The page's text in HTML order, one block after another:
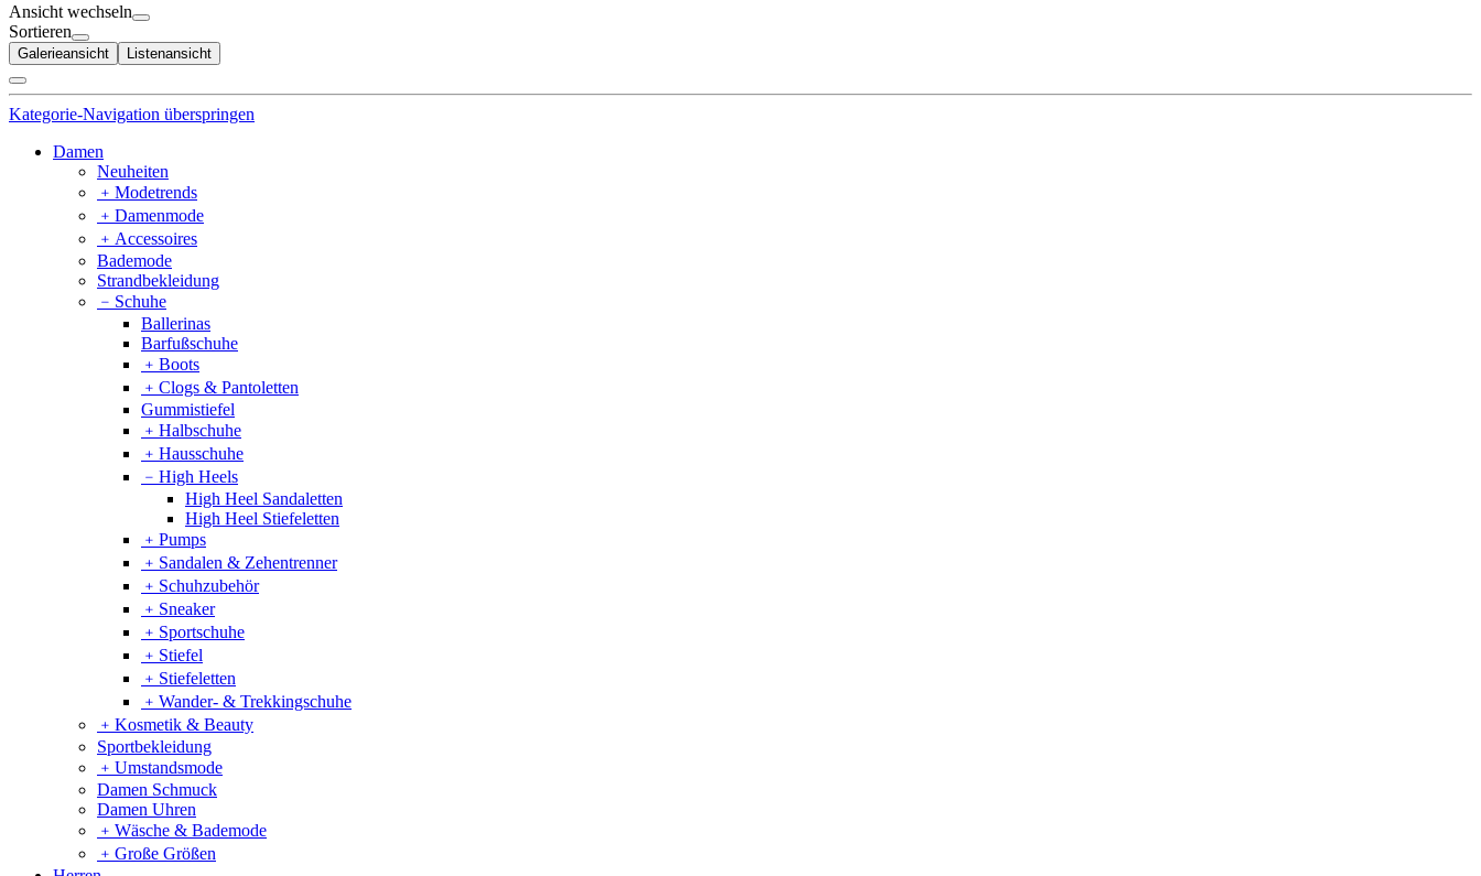
Ansicht wechseln
Sortieren
Galerieansicht Listenansicht
Kategorie-Navigation überspringen
Damen
Neuheiten
﹢ Modetrends
﹢ Damenmode
﹢ Accessoires
Bademode
Strandbekleidung
﹣ Schuhe
Ballerinas
Barfußschuhe
﹢ Boots
﹢ Clogs & Pantoletten
Gummistiefel
﹢ Halbschuhe
﹢ Hausschuhe
﹣ High Heels
High Heel Sandaletten
High Heel Stiefeletten
﹢ Pumps
﹢ Sandalen & Zehentrenner
﹢ Schuhzubehör
﹢ Sneaker
﹢ Sportschuhe
﹢ Stiefel
﹢ Stiefeletten
﹢ Wander- & Trekkingschuhe
﹢ Kosmetik & Beauty
Sportbekleidung
﹢ Umstandsmode
Damen Schmuck
Damen Uhren
﹢ Wäsche & Bademode
﹢ Große Größen